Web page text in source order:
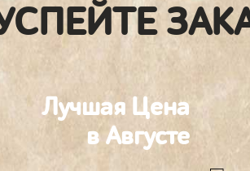
Лучшая Цена
в Августе